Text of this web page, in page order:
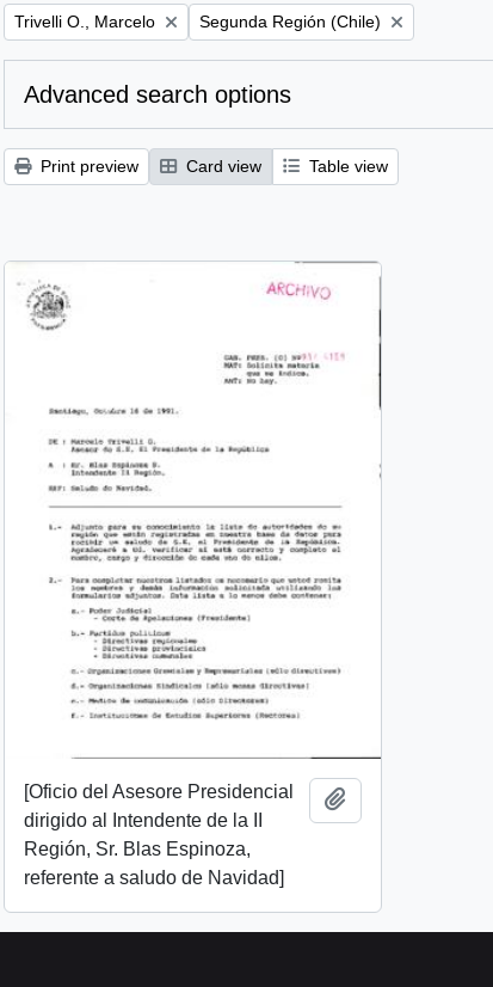
Remove filter:
Trivelli O., Marcelo Remove filter:
Segunda Región (Chile)
Advanced search options
Print preview Card view Table view
[Oficio del Asesore Presidencial
dirigido al Intendente de la II
Región, Sr. Blas Espinoza,
referente a saludo de Navidad]